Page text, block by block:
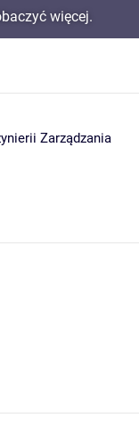
więcej.
Zarządzania